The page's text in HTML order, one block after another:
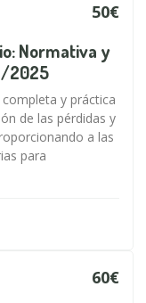
50€
Normativa y
2025
y práctica
de las pérdidas y
a las
para
60€